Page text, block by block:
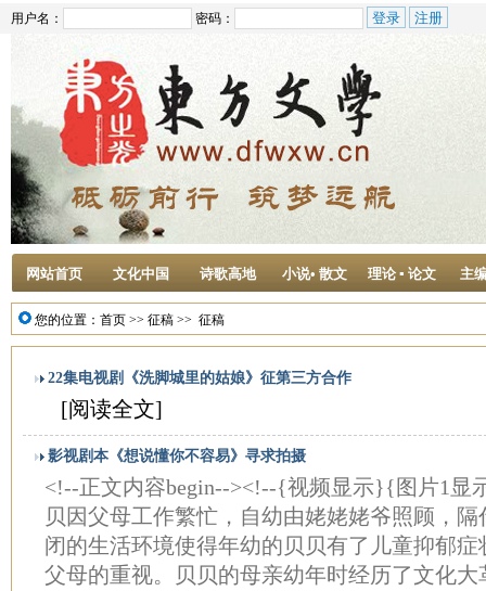
用户名： 密码：
网站首页 文化中国 诗歌高地 小说• 散文 理论 ▪ 论文 主
您的位置： 首页 >> 征稿 >> 征稿
22集电视剧《洗脚城里的姑娘》征第三方合作
[阅读全文]
影视剧本《想说懂你不容易》寻求拍摄
<!--正文内容begin--><!--{视频显示}{图片1
贝因父母工作繁忙，自幼由姥姥姥爷照顾，
闭的生活环境使得年幼的贝贝有了儿童抑郁
父母的重视。贝贝的母亲幼年时经历了文化